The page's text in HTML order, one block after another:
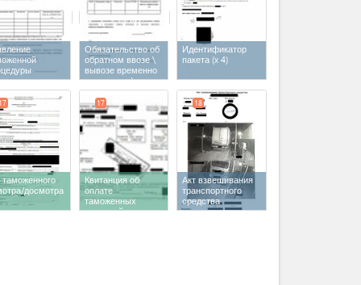
Обязательство об
обратном ввозе \
вывозе временно
ввезенных \
вывезенных
товаров
Идентификатор
пакета (x 4)
таможенного
досмотра
17
Квитанция об
оплате
таможенных
платежей
17
Акт взвешивания
транспортного
средства
18